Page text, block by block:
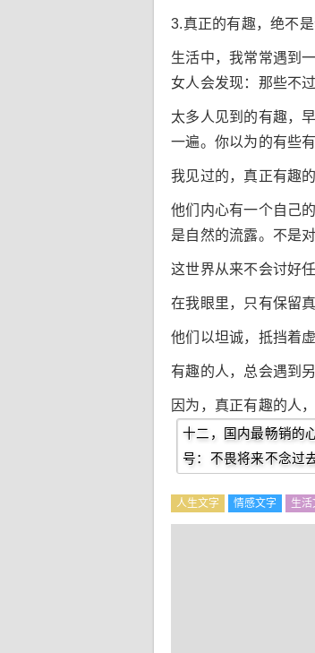
3.真正的有趣，绝不
生活中，我常常遇到
女人会发现：那些不过
太多人见到的有趣，
一遍。你以为的有些
我见过的，真正有趣
他们内心有一个自己
是自然的流露。不是
这世界从来不会讨好
在我眼里，只有保留
他们以坦诚，抵挡着
有趣的人，总会遇到
因为，真正有趣的人
十二，国内最畅销的
号：不畏将来不念过
人生文字 情感文字 生活